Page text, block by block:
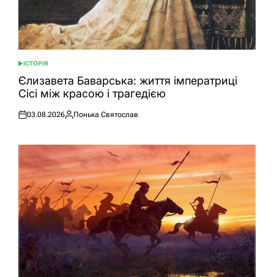
ОПУБЛІКУВАТИ
У
ІСТОРІЯ
Єлизавета Баварська: життя імператриці
Сісі між красою і трагедією
Оприлюднено
03.08.2026
Опубліковано
Понька Святослав